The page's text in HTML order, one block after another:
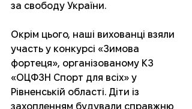
за свободу України.
Окрім цього, наші вихованці взяли
участь у конкурсі «Зимова
фортеця», організованому КЗ
«ОЦФЗН Спорт для всіх» у
Рівненській області. Діти із
захопленням будували справжню